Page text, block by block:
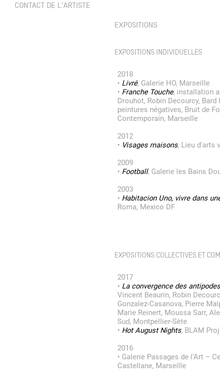
Équipe
Partenaires
Crédits
Actions
Documentation
Visites d'ateliers
Événements
1% œuvres
public
CONTACT DE L'ARTISTE
EXPOSITIONS
EXPOSITIONS INDIVIDUELLES
2018
• Livré, Galerie HO, Marseille
• Franche Touche, installation
Drouhot, Robin Decourcy,
peintures négatives, Bruit de
Contemporain, Marseille
2012
• Visages maisons, Lieu d'arts
2009
• Football, Galerie les Bains
2003
• Habitacion Uno, vivre dans
Roma, Mexico DF
EXPOSITIONS COLLECTIVES ET
2017
• La convergence des antipodes
Vincent Beaurin, Robin
Gonzalez-Casanova, Pierre
Marie Reinert, Moussa Sarr,
Sud, Montpellier-Sète
• Hot August Nights, BLAM
2016
• Galerie Passages de l'Art –
Castellane, Marseille